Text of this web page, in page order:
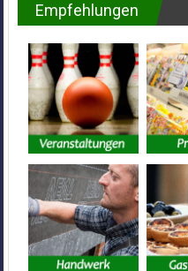
Empfehlungen